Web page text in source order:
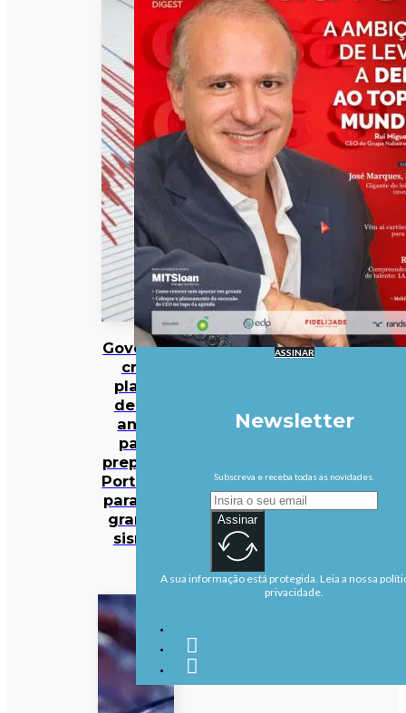
Governo
cria
plano
de 30
anos
para
preparar
Portugal
para um
grande
sismo
ASSINAR
Newsletter
Subscreva e receba todas as novidades.
Assinar
A sua informação está protegida. Leia a nossa
privacidade.